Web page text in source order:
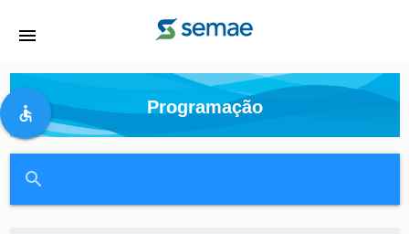
menu
accessible Programação
search